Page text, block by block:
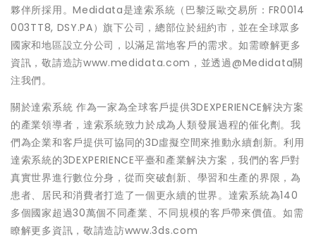
夥伴所採用。Medidata是達索系統（巴黎泛歐交易所：FR0014
003TT8, DSY.PA）旗下公司，總部位於紐約市，並在全球眾多
國家和地區設立分公司，以滿足當地客戶的需求。如需瞭解更多
資訊，敬請造訪www.medidata.com，並透過@Medidata關
注我們。
關於達索系統 作為一家為全球客戶提供3DEXPERIENCE解決方案
的產業領導者，達索系統致力於成為人類發展過程的催化劑。我
們為企業和客戶提供可協同的3D虛擬空間來推動永續創新。利用
達索系統的3DEXPERIENCE平臺和產業解決方案，我們的客戶對
真實世界進行數位分身，從而突破創新、學習和生產的界限，為
患者、居民和消費者打造了一個更永續的世界。達索系統為140
多個國家超過30萬個不同產業、不同規模的客戶帶來價值。如需
瞭解更多資訊，敬請造訪www.3ds.com